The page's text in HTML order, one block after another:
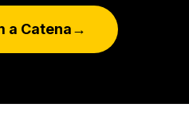
a Catena→